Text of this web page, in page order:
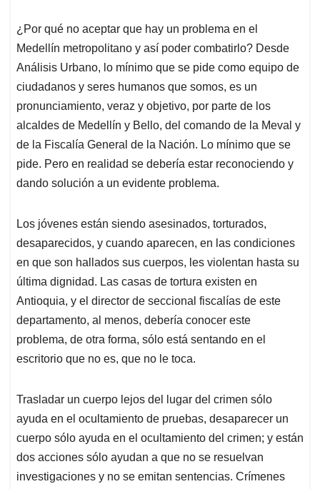
¿Por qué no aceptar que hay un problema en el
Medellín metropolitano y así poder combatirlo? Desde
Análisis Urbano, lo mínimo que se pide como equipo de
ciudadanos y seres humanos que somos, es un
pronunciamiento, veraz y objetivo, por parte de los
alcaldes de Medellín y Bello, del comando de la Meval y
de la Fiscalía General de la Nación. Lo mínimo que se
pide. Pero en realidad se debería estar reconociendo y
dando solución a un evidente problema.
Los jóvenes están siendo asesinados, torturados,
desaparecidos, y cuando aparecen, en las condiciones
en que son hallados sus cuerpos, les violentan hasta su
última dignidad. Las casas de tortura existen en
Antioquia, y el director de seccional fiscalías de este
departamento, al menos, debería conocer este
problema, de otra forma, sólo está sentando en el
escritorio que no es, que no le toca.
Trasladar un cuerpo lejos del lugar del crimen sólo
ayuda en el ocultamiento de pruebas, desaparecer un
cuerpo sólo ayuda en el ocultamiento del crimen; y están
dos acciones sólo ayudan a que no se resuelvan
investigaciones y no se emitan sentencias. Crímenes